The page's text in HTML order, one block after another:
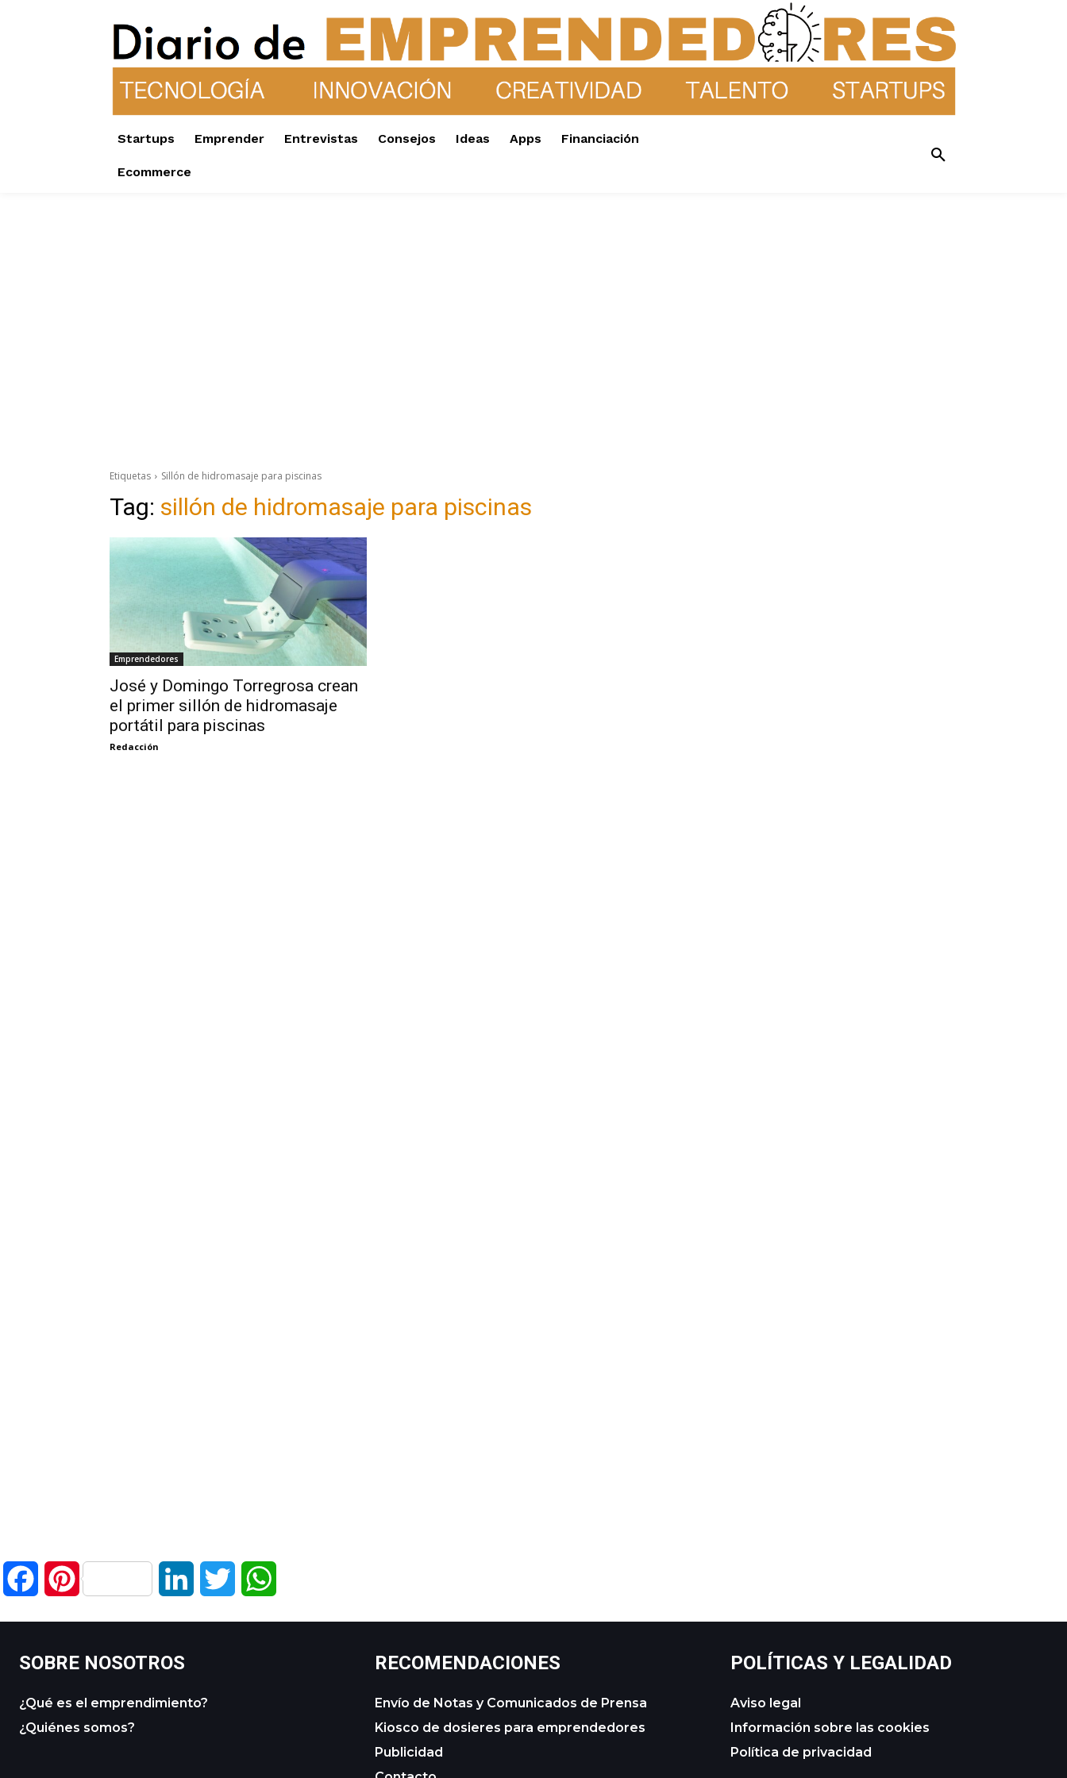
Startups Emprender Entrevistas Consejos Ideas Apps Financiación
Ecommerce
Etiquetas Sillón de hidromasaje para piscinas
Tag: sillón de hidromasaje para piscinas
Emprendedores
José y Domingo Torregrosa crean
el primer sillón de hidromasaje
portátil para piscinas
Redacción
FacebookPinterest LinkedIn Twitter
SOBRE NOSOTROS
¿Qué es el emprendimiento?
¿Quiénes somos?
RECOMENDACIONES
Envío de Notas y Comunicados de Prensa
Kiosco de dosieres para emprendedores
Publicidad
POLÍTICAS Y LEGALIDAD
Aviso legal
Información sobre las cookies
Política de privacidad